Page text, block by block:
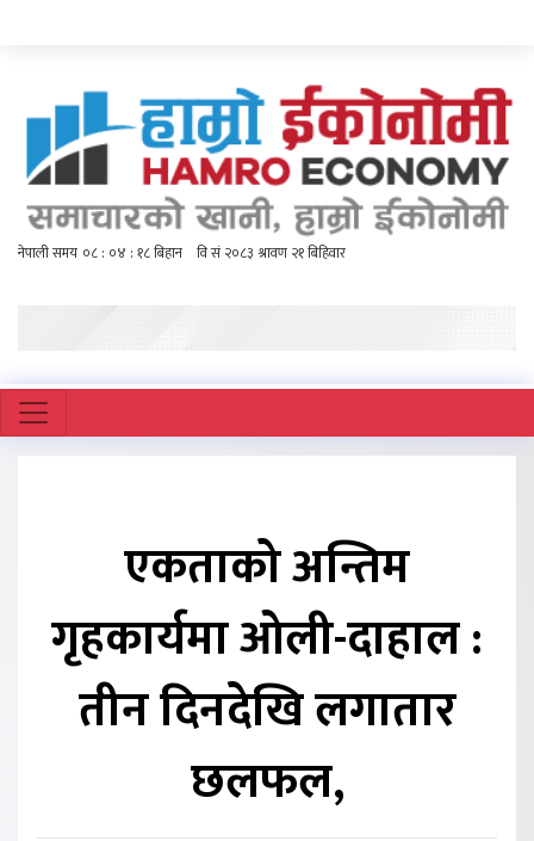
एकताको अन्तिम
गृहकार्यमा ओली-दाहाल :
तीन दिनदेखि लगातार
छलफल,